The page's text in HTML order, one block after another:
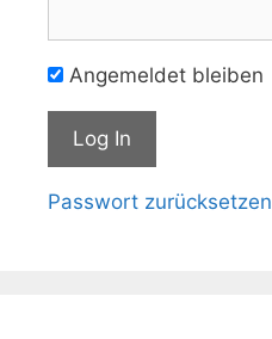
Angemeldet bleiben
Passwort zurücksetzen